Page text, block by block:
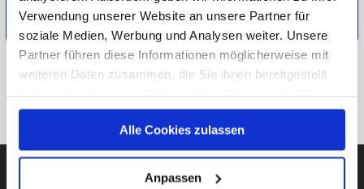
Verwendung unserer Website an unsere Partner für
soziale Medien, Werbung und Analysen weiter. Unsere
Partner führen diese Informationen möglicherweise mit
weiteren Daten zusammen, die Sie ihnen bereitgestellt
gesammelt haben.
Unsere Datenschutzerklärung finden siehier.
Alle Cookies zulassen
Anpassen
finden Sie unterMethodik.
ZU HAUS & FAMILIE